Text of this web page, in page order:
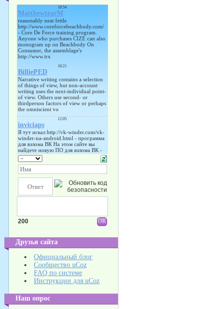
200
Друзья сайта
Официальный блог
Сообщество uCoz
FAQ по системе
Инструкции для uCoz
Наш опрос